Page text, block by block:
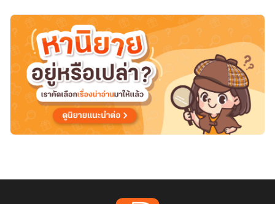
ชาติ!